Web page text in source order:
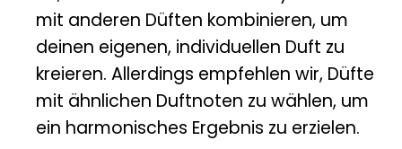
mit anderen Düften kombinieren, um
deinen eigenen, individuellen Duft zu
kreieren. Allerdings empfehlen wir, Düfte
mit ähnlichen Duftnoten zu wählen, um
ein harmonisches Ergebnis zu erzielen.